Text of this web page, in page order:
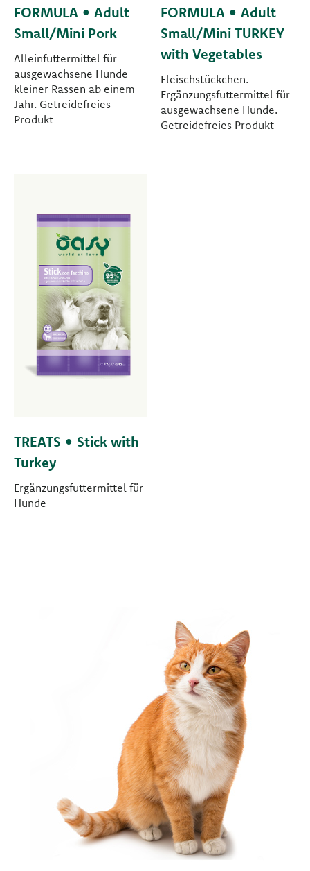
FORMULA • Adult
Small/Mini Pork
Alleinfuttermittel für
ausgewachsene Hunde
kleiner Rassen ab einem
Jahr. Getreidefreies
Produkt
FORMULA • Adult
Small/Mini TURKEY
with Vegetables
Fleischstückchen.
Ergänzungsfuttermittel für
ausgewachsene Hunde.
Getreidefreies Produkt
TREATS • Stick with
Turkey
Ergänzungsfuttermittel für
Hunde